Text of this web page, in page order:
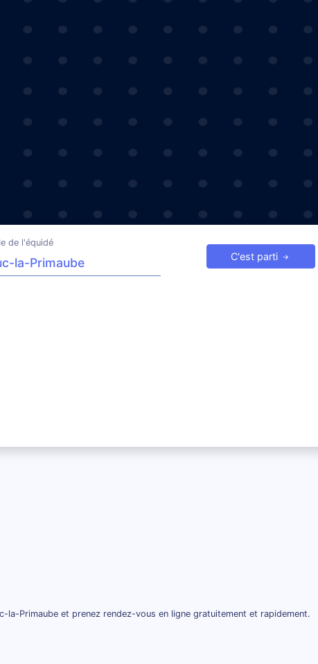
de l'équidé
C'est parti
la-Primaube et prenez rendez-vous en ligne gratuitement et rapidement.